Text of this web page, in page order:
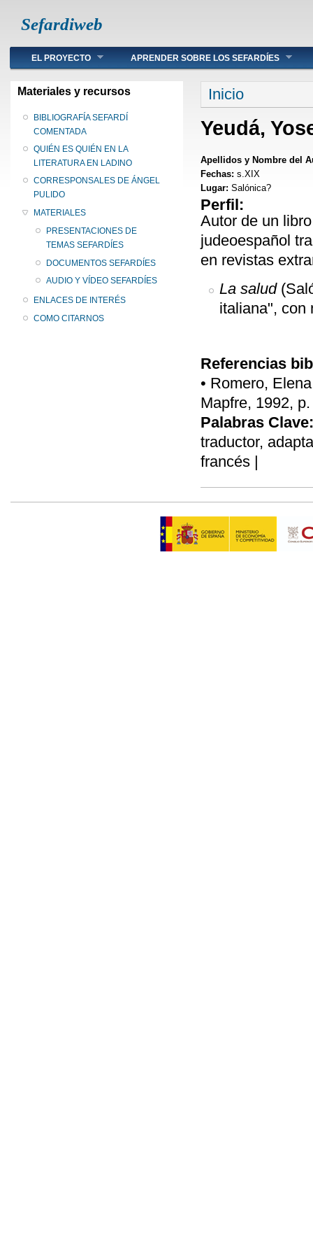
Sefardiweb
Main menu
EL PROYECTO APRENDER SOBRE LOS SEFARDÍES
Materiales y recursos
BIBLIOGRAFÍA SEFARDÍ
COMENTADA
QUIÉN ES QUIÉN EN LA
LITERATURA EN LADINO
CORRESPONSALES DE ÁNGEL
PULIDO
MATERIALES
PRESENTACIONES DE
TEMAS SEFARDÍES
DOCUMENTOS SEFARDÍES
AUDIO Y VÍDEO SEFARDÍES
ENLACES DE INTERÉS
COMO CITARNOS
Se encuentra
Inicio
Yeudá,
Apellidos y Nombre del
Fechas: s.XIX
Lugar: Salónica?
Perfil:
Autor de un
judeoespañol
en revistas
La salud
italiana", con
Referencias
• Romero,
Mapfre, 1992,
Palabras Clave:
traductor,
francés |